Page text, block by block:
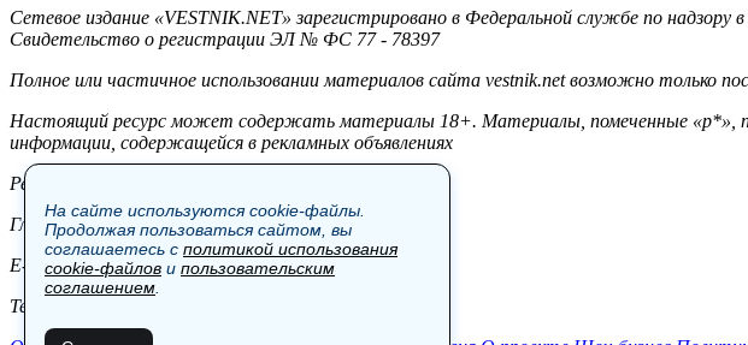
Сетевое издание «VESTNIK.NET» зарегистрировано в Федеральной службе по
Свидетельство о регистрации ЭЛ № ФС 77 - 78397
Полное или частичное использовании материалов сайта vestnik.net возможно только
Настоящий ресурс может содержать материалы 18+. Материалы, помеченные «р*»,
информации, содержащейся в рекламных объявлениях
Редакция:
Главный редактор: Боровов М.С.
E-mail: site@vestnik.net, reb.msk@yandex.ru
Тел.: +7 (921) 720-00-97
На сайте используются cookie-файлы.
Продолжая пользоваться сайтом, вы
соглашаетесь с политикой использования
cookie-файлов и пользовательским
соглашением